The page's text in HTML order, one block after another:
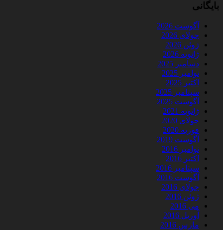
بایگانی
آگوست 2026
جولای 2026
ژوئن 2026
ژانویه 2026
دسامبر 2025
نوامبر 2025
اکتبر 2025
سپتامبر 2025
آگوست 2025
ژانویه 2021
جولای 2020
فوریه 2020
آگوست 2019
نوامبر 2016
اکتبر 2016
سپتامبر 2016
آگوست 2016
جولای 2016
ژوئن 2016
می 2016
آوریل 2016
مارس 2016